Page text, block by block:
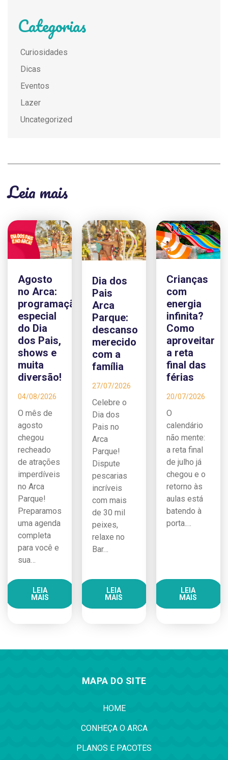
Categorias
Curiosidades
Dicas
Eventos
Lazer
Uncategorized
Leia mais
Agosto
no Arca:
programação
especial
do Dia
dos Pais,
shows e
muita
diversão!
04/08/2026
O mês de
agosto
chegou
recheado
de atrações
imperdíveis
no Arca
Parque!
Preparamos
uma agenda
completa
para você e
sua…
LEIA
MAIS
Dia dos
Pais
Arca
Parque:
descanso
merecido
com a
família
27/07/2026
Celebre o
Dia dos
Pais no
Arca
Parque!
Dispute
pescarias
incríveis
com mais
de 30 mil
peixes,
relaxe no
Bar…
LEIA
MAIS
Crianças
com
energia
infinita?
Como
aproveitar
a reta
final das
férias
20/07/2026
O
calendário
não mente:
a reta final
de julho já
chegou e o
retorno às
aulas está
batendo à
porta.…
LEIA
MAIS
MAPA DO SITE
HOME
CONHEÇA O ARCA
PLANOS E PACOTES